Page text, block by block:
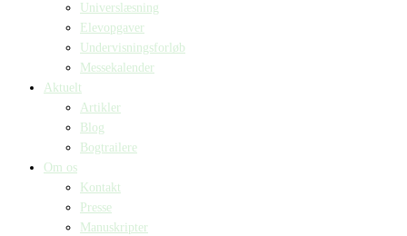
Universlæsning
Elevopgaver
Undervisningsforløb
Messekalender
Aktuelt
Artikler
Blog
Bogtrailere
Om os
Kontakt
Presse
Manuskripter